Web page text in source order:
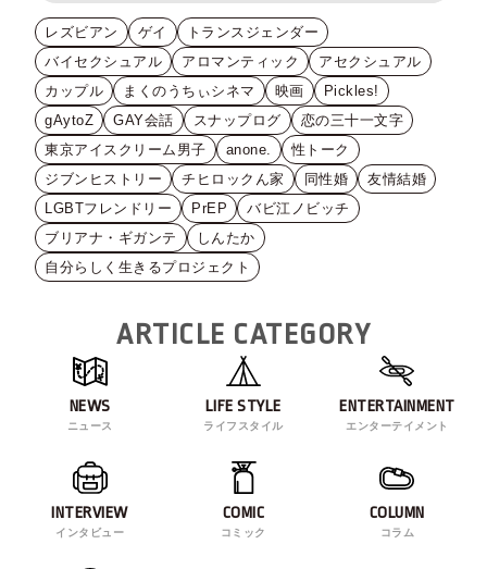
レズビアン ゲイ
トランスジェンダー
バイセクシュアル
アロマンティック
アセクシュアル
カップル
まくのうちぃシネマ 映画
Pickles!
gAytoZ
GAY会話 スナップログ
恋の三十一文字
東京アイスクリーム男子
anone.
性トーク
ジブンヒストリー
チヒロックん家 同性婚
友情結婚
LGBTフレンドリー
PrEP
バビ江ノビッチ
ブリアナ・ギガンテ
しんたか
自分らしく生きるプロジェクト
ARTICLE CATEGORY
NEWS
ニュース
LIFE STYLE
ライフスタイル
ENTERTAINMENT
エンターテイメント
INTERVIEW
インタビュー
COMIC
コミック
COLUMN
コラム